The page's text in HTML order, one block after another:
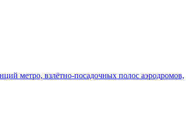
метро, взлётно-посадочных полос аэродромов,